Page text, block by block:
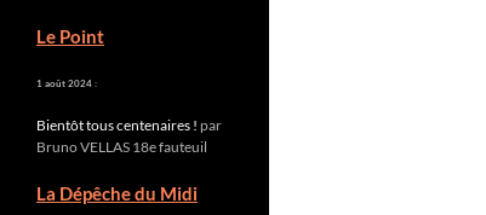
Le Point
1 août 2024 :
Bientôt tous centenaires ! par
Bruno VELLAS 18e fauteuil
La Dépêche du Midi